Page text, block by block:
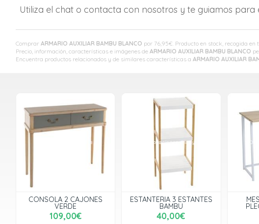
Comprar ARMARIO AUXILIAR BAMBU BLANCO por 76,95€ . Producto en stock, recogida en
Precio, información, características e imágenes de ARMARIO AUXILIAR BAMBU BLANCO
Encuentra productos relacionados y de similares características a ARMARIO AUXILIAR
Utiliza el chat o contacta con nosotros y te guiamos
CONSOLA 2 CAJONES
VERDE
109,00€
ESTANTERIA 3 ESTANTES
BAMBU
40,00€